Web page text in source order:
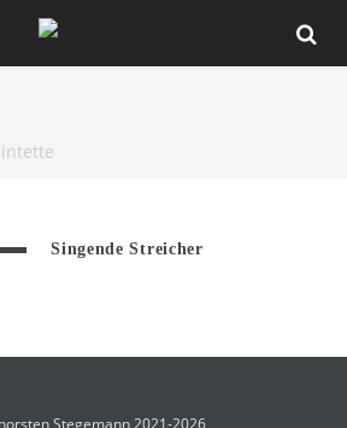
Singende Streicher
Stegemann 2021-2026